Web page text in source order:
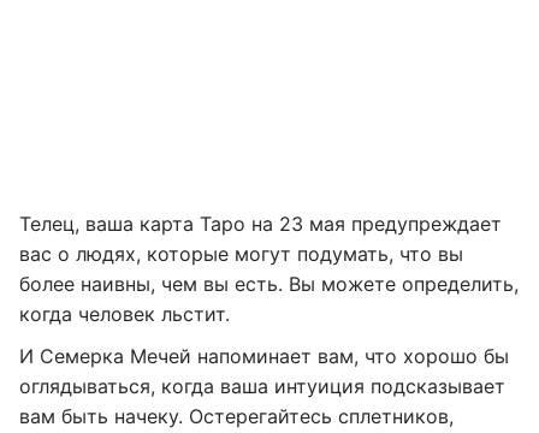
Телец, ваша карта Таро на 23 мая предупреждает
вас о людях, которые могут подумать, что вы
более наивны, чем вы есть. Вы можете определить,
когда человек льстит.
И Семерка Мечей напоминает вам, что хорошо бы
оглядываться, когда ваша интуиция подсказывает
вам быть начеку. Остерегайтесь сплетников,